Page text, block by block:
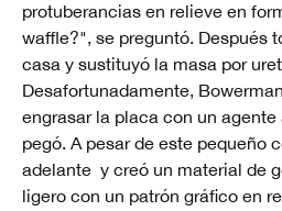
protuberancias en relieve en
waffle?", se preguntó. Después
casa y sustituyó la masa por
Desafortunadamente,
engrasar la placa con un
pegó. A pesar de este pequeño
adelante y creó un material de
ligero con un patrón gráfico en